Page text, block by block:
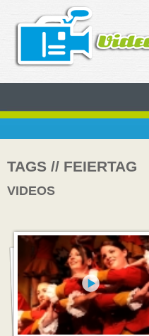
TAGS // FEIERTAG
VIDEOS